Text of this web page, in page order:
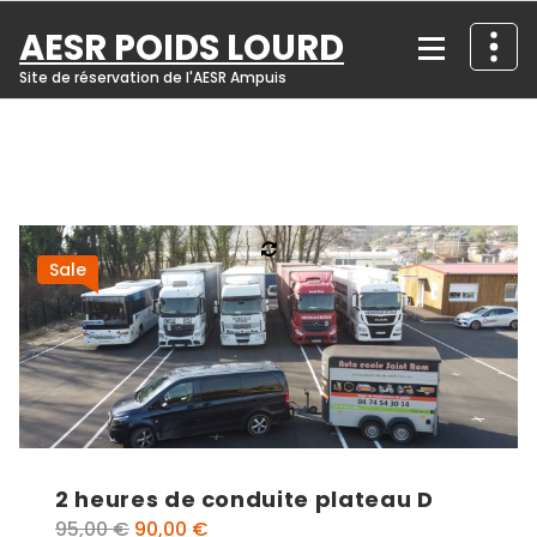
content
AESR POIDS LOURD
Site de réservation de l'AESR Ampuis
Sale
2 heures de conduite plateau D
95,00€ Le
90,00 €